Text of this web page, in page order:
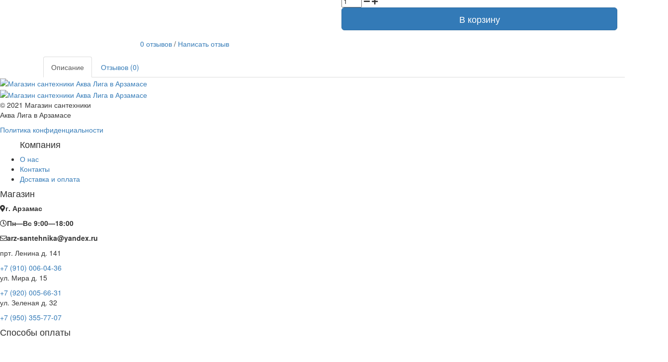
В корзину
0 отзывов / Написать отзыв
Описание Отзывов (0)
© 2021 Магазин сантехники
Аква Лига в Арзамасе
Политика конфиденциальности
Компания
О нас
Контакты
Доставка и оплата
Магазин
г. Арзамас
Пн—Вс 9:00—18:00
arz-santehnika@yandex.ru
прт. Ленина д. 141
+7 (910) 006-04-36
ул. Мира д. 15
+7 (920) 005-66-31
ул. Зеленая д. 32
+7 (950) 355-77-07
Способы оплаты